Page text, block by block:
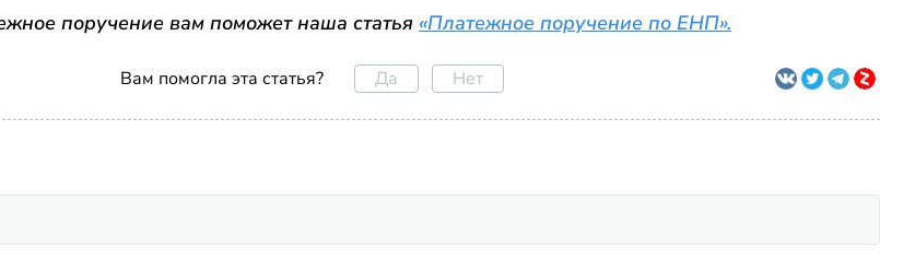
поручение вам поможет наша статья «Платежное поручение по ЕНП».
Вам помогла эта статья? Да Нет